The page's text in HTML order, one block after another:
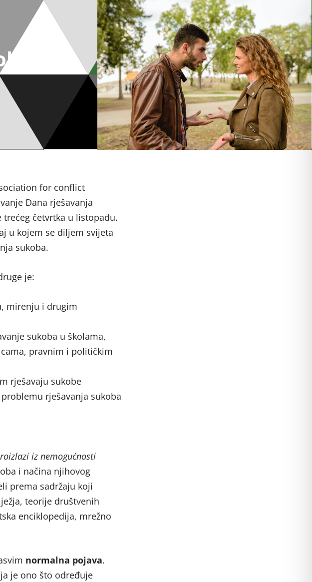
for conflict
Dana rješavanja
trećeg četvrtka u listopadu.
u kojem se diljem svijeta
sukoba.
je:
mirenju i drugim
sukoba u školama,
pravnim i političkim
rješavaju sukobe
rješavanja sukoba
iz nemogućnosti
i načina njihovog
prema sadržaju koji
teorije društvenih
enciklopedija, mrežno
normalna pojava.
je ono što određuje